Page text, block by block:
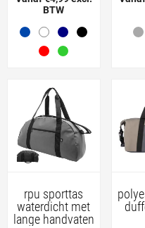
BTW
rpu sporttas
waterdicht met
lange handvaten